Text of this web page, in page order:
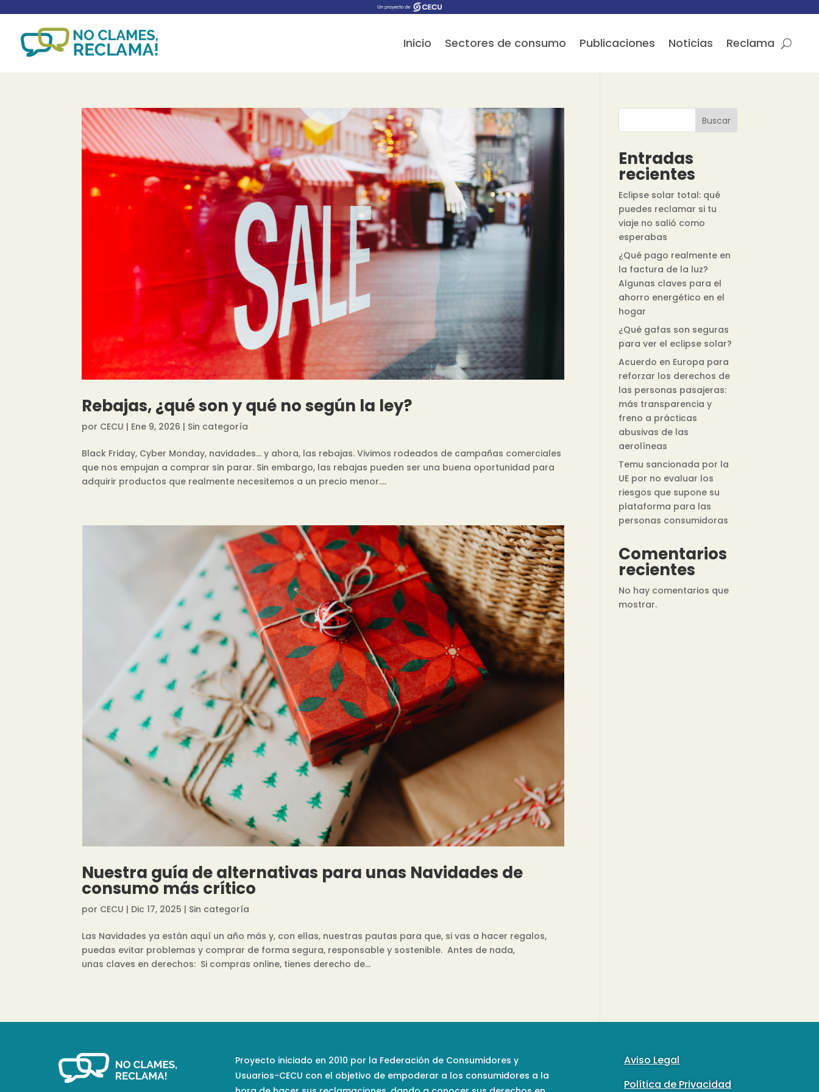
Inicio Sectores de consumo Publicaciones Noticias Reclama
Rebajas, ¿qué son y qué no según la ley?
por CECU | Ene 9, 2026 | Sin categoría
Black Friday, Cyber Monday, navidades… y ahora, las rebajas. Vivimos rodeados de campañas comerciales
que nos empujan a comprar sin parar. Sin embargo, las rebajas pueden ser una buena oportunidad para
adquirir productos que realmente necesitemos a un precio menor....
Nuestra guía de alternativas para unas Navidades de
consumo más crítico
por CECU | Dic 17, 2025 | Sin categoría
Las Navidades ya están aquí un año más y, con ellas, nuestras pautas para que, si vas a hacer regalos,
puedas evitar problemas y comprar de forma segura, responsable y sostenible. Antes de nada,
unas claves en derechos: Si compras online, tienes derecho de...
Buscar
Entradas
recientes
Eclipse solar total: qué
puedes reclamar si tu
viaje no salió como
esperabas
¿Qué pago realmente en
la factura de la luz?
Algunas claves para el
ahorro energético en el
hogar
¿Qué gafas son seguras
para ver el eclipse solar?
Acuerdo en Europa para
reforzar los derechos de
las personas pasajeras:
más transparencia y
freno a prácticas
abusivas de las
aerolíneas
Temu sancionada por la
UE por no evaluar los
riesgos que supone su
plataforma para las
personas consumidoras
Comentarios
recientes
No hay comentarios que
mostrar.
Proyecto iniciado en 2010 por la Federación de Consumidores y
Usuarios-CECU con el objetivo de empoderar a los consumidores a la
Aviso Legal
Política de Privacidad